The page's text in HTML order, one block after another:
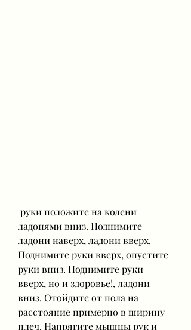
ладонями вниз. Поднимите
ладони наверх, ладони вверх.
Поднимите руки вверх, опустите
руки вниз. Поднимите руки
вверх, но и здоровье!, ладони
вниз. Отойдите от пола на
расстояние примерно в ширину
плеч. Напрягите мышцы рук и